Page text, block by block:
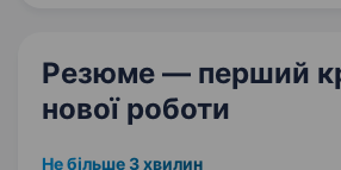
Резюме — перший
нової роботи
Не більше 3 хвилин